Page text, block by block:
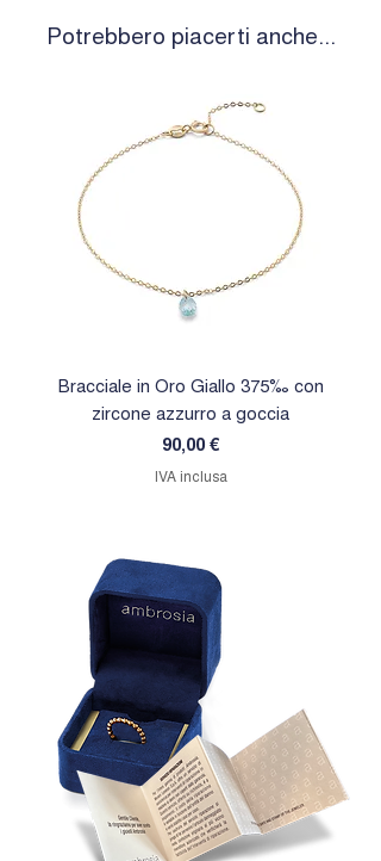
Potrebbero piacerti anche...
Bracciale in Oro Giallo 375‰ con
zircone azzurro a goccia
Prezzo
90,00 €
IVA inclusa